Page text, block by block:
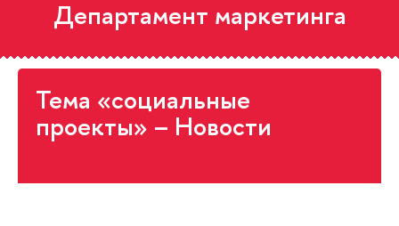
Департамент маркетинга
Тема «социальные
проекты» – Новости